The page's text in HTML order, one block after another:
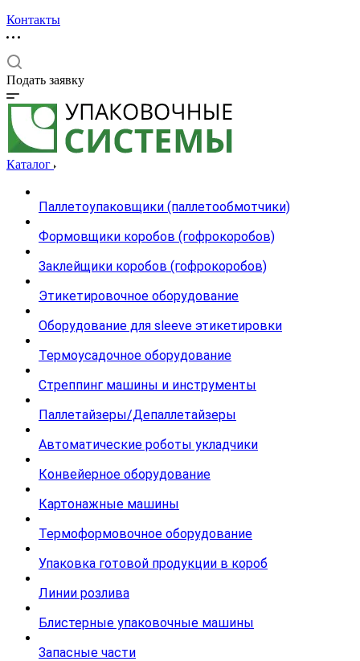
Контакты
Подать заявку
Каталог
Паллетоупаковщики (паллетообмотчики)
Формовщики коробов (гофрокоробов)
Заклейщики коробов (гофрокоробов)
Этикетировочное оборудование
Оборудование для sleeve этикетировки
Термоусадочное оборудование
Стреппинг машины и инструменты
Паллетайзеры/Депаллетайзеры
Автоматические роботы укладчики
Конвейерное оборудование
Картонажные машины
Термоформовочное оборудование
Упаковка готовой продукции в короб
Линии розлива
Блистерные упаковочные машины
Запасные части